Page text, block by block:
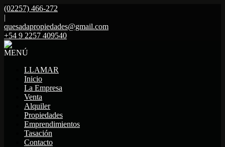
(02257) 466-272
|
quesadapropiedades@gmail.com
+54 9 2257 409540
MENÚ
LLAMAR
Inicio
La Empresa
Venta
Alquiler
Propiedades
Emprendimientos
Tasación
Contacto